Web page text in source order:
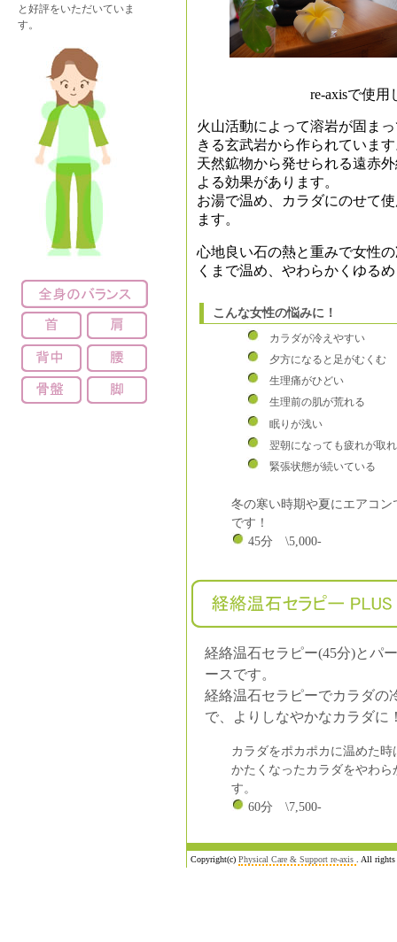
re-axisで使用してい
火山活動によって溶岩が固ま
きる玄武岩から作られていま
天然鉱物から発せられる遠赤
よる効果があります。
お湯で温め、カラダにのせて
ます。
心地良い石の熱と重みで女性
くまで温め、やわらかくゆる
こんな女性の悩みに！
カラダが冷えやすい
夕方になると足がむくむ
生理痛がひどい
生理前の肌が荒れる
眠りが浅い
翌朝になっても疲れが取
緊張状態が続いている
冬の寒い時期や夏にエアコ
です！
45分 \5,000-
経絡温石セラピー(45分)とパ
ースです。
経絡温石セラピーでカラダの
で、よりしなやかなカラダに
カラダをポカポカに温めた
かたくなったカラダをやわ
す。
60分 \7,500-
Copyright(c) Physical Care & Support re-axis . All rights
と好評をいただいていま
す。